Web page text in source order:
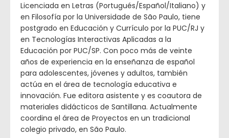
Licenciada en Letras (Portugués/Español/Italiano) y
en Filosofía por la Universidade de São Paulo, tiene
postgrado en Educación y Currículo por la PUC/RJ y
en Tecnologías Interactivas Aplicadas a la
Educación por PUC/SP. Con poco más de veinte
años de experiencia en la enseñanza de español
para adolescentes, jóvenes y adultos, también
actúa en el área de tecnología educativa e
innovación. Fue editora asistente y es coautora de
materiales didácticos de Santillana. Actualmente
coordina el área de Proyectos en un tradicional
colegio privado, en São Paulo.